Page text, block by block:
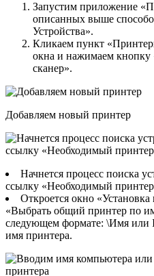
Запустим приложение
описанных выше
Устройства».
Кликаем пункт
окна и нажимаем кнопку
сканер».
Добавляем новый принтер
Начнется процесс поиска
ссылку «Необходимый принтер
Откроется окно
«Выбрать общий принтер по
следующем формате: \Имя или
имя принтера.